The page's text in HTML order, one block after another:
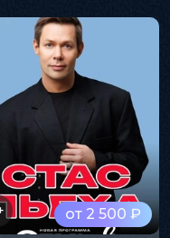
от 2 500 ₽